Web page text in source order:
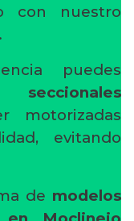
con nuestro
puedes
seccionales
motorizadas
evitando
de modelos